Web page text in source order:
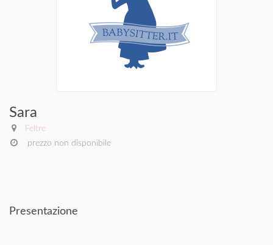
Sara
Feltre
prezzo non disponibile
Presentazione